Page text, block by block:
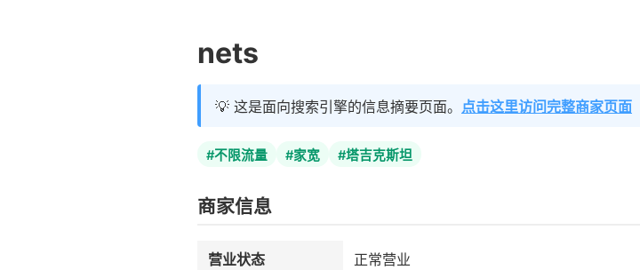
nets
💡 这是面向搜索引擎的信息摘要页面。 点击这里访问完整商家页面
#不限流量 #家宽 #塔吉克斯坦
商家信息
营业状态
正常营业